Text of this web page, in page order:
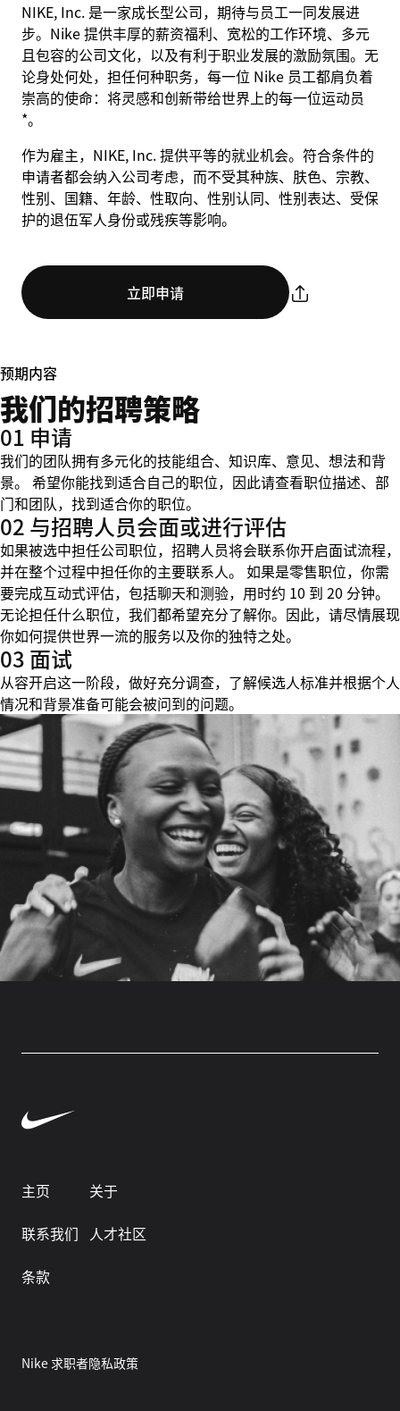
NIKE, Inc. 是一家成长型公司，期待与员工一同发展进
步。Nike 提供丰厚的薪资福利、宽松的工作环境、多元
且包容的公司文化，以及有利于职业发展的激励氛围。无
论身处何处，担任何种职务，每一位 Nike 员工都肩负着
崇高的使命：将灵感和创新带给世界上的每一位运动员
*。
作为雇主，NIKE, Inc. 提供平等的就业机会。符合条件的
申请者都会纳入公司考虑，而不受其种族、肤色、宗教、
性别、国籍、年龄、性取向、性别认同、性别表达、受保
护的退伍军人身份或残疾等影响。
立即申请
预期内容
我们的招聘策略
01 申请
我们的团队拥有多元化的技能组合、知识库、意见、想法和背
景。 希望你能找到适合自己的职位，因此请查看职位描述、部
门和团队，找到适合你的职位。
02 与招聘人员会面或进行评估
如果被选中担任公司职位，招聘人员将会联系你开启面试流程，
并在整个过程中担任你的主要联系人。 如果是零售职位，你需
要完成互动式评估，包括聊天和测验，用时约 10 到 20 分钟。
无论担任什么职位，我们都希望充分了解你。因此，请尽情展现
你如何提供世界一流的服务以及你的独特之处。
03 面试
从容开启这一阶段，做好充分调查，了解候选人标准并根据个人
情况和背景准备可能会被问到的问题。
主页
关于
联系我们
人才社区
条款
Nike 求职者隐私政策